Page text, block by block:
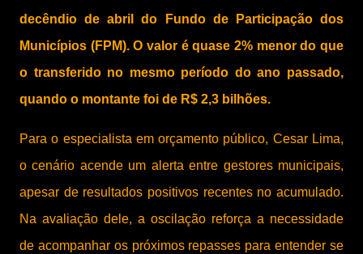
decêndio de abril do Fundo de Participação dos
Municípios (FPM). O valor é quase 2% menor do que
o transferido no mesmo período do ano passado,
quando o montante foi de R$ 2,3 bilhões.
Para o especialista em orçamento público, Cesar Lima,
o cenário acende um alerta entre gestores municipais,
apesar de resultados positivos recentes no acumulado.
Na avaliação dele, a oscilação reforça a necessidade
de acompanhar os próximos repasses para entender se